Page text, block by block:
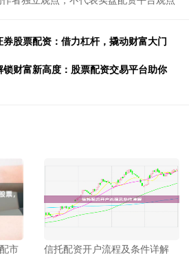
股票配资：借力杠杆，撬动财富大门
锁财富新高度：股票配资交易平台助你
市
信托配资开户流程及条件详解